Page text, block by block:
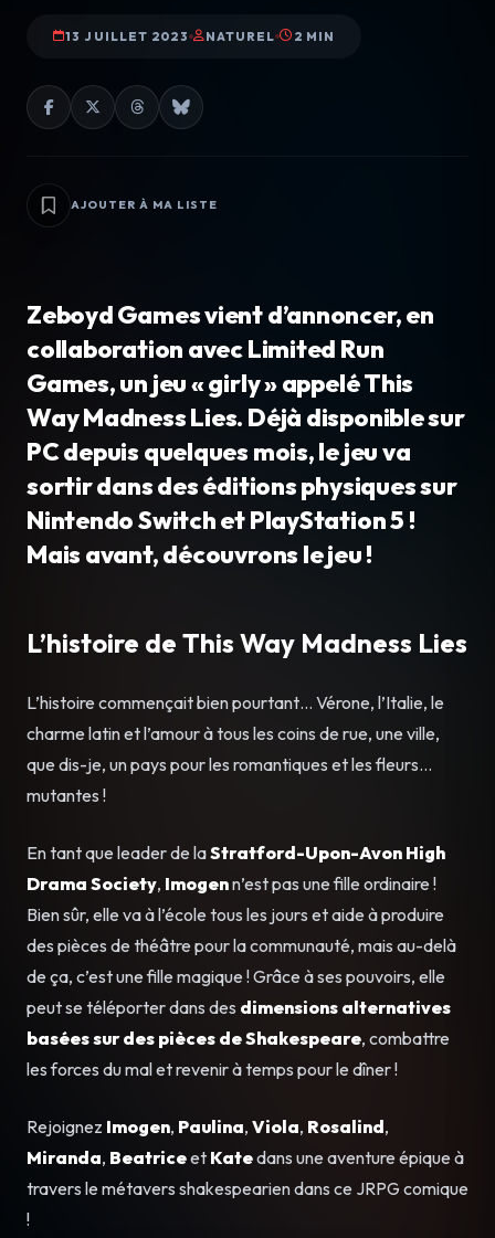
13 JUILLET 2023 NATUREL 2 MIN
AJOUTER À MA LISTE
Zeboyd Games vient d’annoncer, en
collaboration avec Limited Run
Games, un jeu « girly » appelé This
Way Madness Lies. Déjà disponible sur
PC depuis quelques mois, le jeu va
sortir dans des éditions physiques sur
Nintendo Switch et PlayStation 5 !
Mais avant, découvrons le jeu !
L’histoire de This Way Madness Lies
L’histoire commençait bien pourtant… Vérone, l’Italie, le
charme latin et l’amour à tous les coins de rue, une ville,
que dis-je, un pays pour les romantiques et les fleurs…
mutantes !
En tant que leader de laStratford-Upon-Avon High
Drama Society, Imogenn’est pas une fille ordinaire !
Bien sûr, elle va à l’école tous les jours et aide à produire
des pièces de théâtre pour la communauté, mais au-delà
de ça, c’est une fille magique ! Grâce à ses pouvoirs, elle
peut se téléporter dans des dimensions alternatives
basées sur des pièces de Shakespeare, combattre
les forces du mal et revenir à temps pour le dîner !
Rejoignez Imogen, Paulina, Viola, Rosalind,
Miranda, Beatriceet Katedans une aventure épique à
travers le métavers shakespearien dans ce JRPG comique
!